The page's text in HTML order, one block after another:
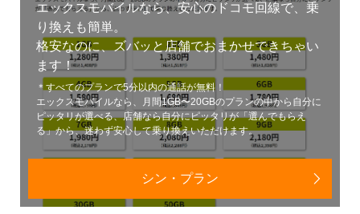
エックスモバイルなら、安心のドコモ回線で、乗
り換えも簡単。
格安なのに、ズバッと店舗でおまかせできちゃい
ます！
＊すべてのプランで5分以内の通話が無料！
エックスモバイルなら、月間1GB〜20GBのプランの中から自分に
ピッタリが選べる、店舗なら自分にピッタリが「選んでもらえ
る」から、迷わず安心して乗り換えいただけます。
シン・プラン